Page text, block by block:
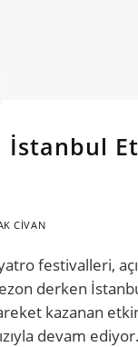
İstanbul
CIVAN
festivalleri,
derken
kazanan
devam ediyor.